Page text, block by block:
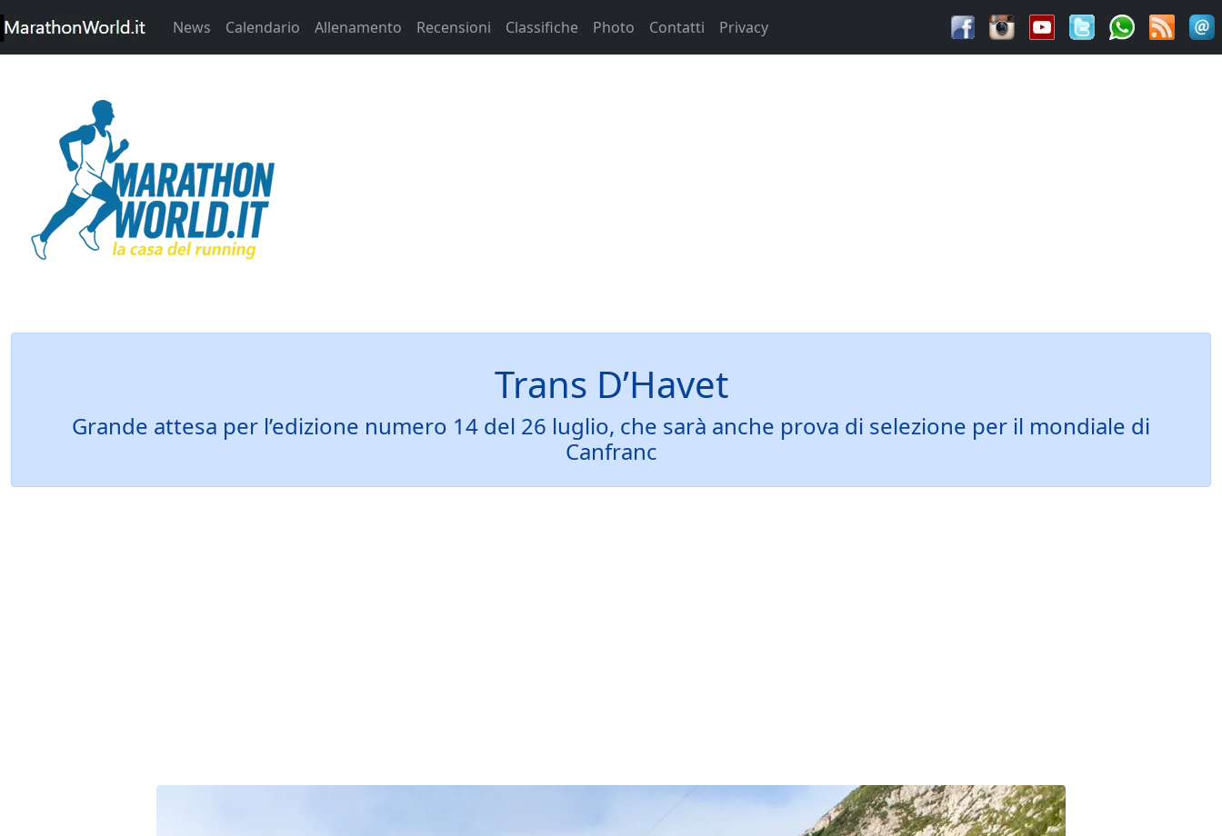
News Calendario Allenamento Recensioni Classifiche Photo Contatti Privacy
Trans D’Havet
Grande attesa per l’edizione numero 14 del 26 luglio, che sarà anche prova di selezione per il mondiale di
Canfranc